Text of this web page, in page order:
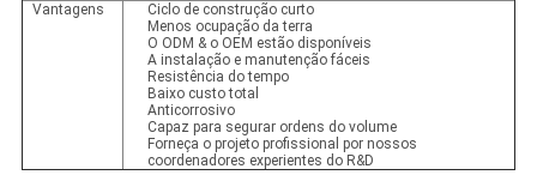
Vantagens
Ciclo de construção curto
Menos ocupação da terra
O ODM & o OEM estão disponíveis
A instalação e manutenção fáceis
Resistência do tempo
Baixo custo total
Anticorrosivo
Capaz para segurar ordens do volume
Forneça o projeto profissional por nossos
coordenadores experientes do R&D